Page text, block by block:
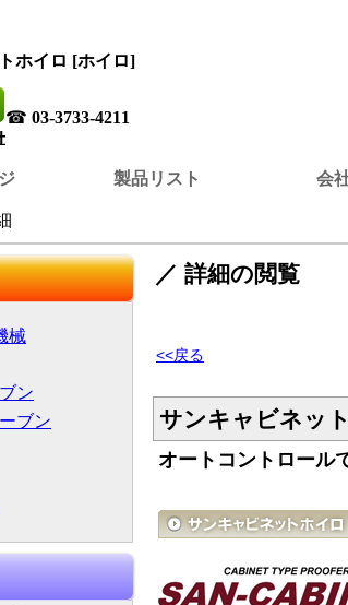
ホイロ [ホイロ]
☎ 03-3733-4211
製品リスト 会
械
ン
ブン
／ 詳細の閲覧
<<戻る
サンキャビネッ
オートコントロール